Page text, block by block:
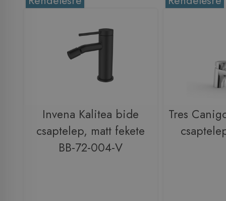
Invena Kalitea bide
csaptelep, matt fekete
BB-72-004-V
Tres